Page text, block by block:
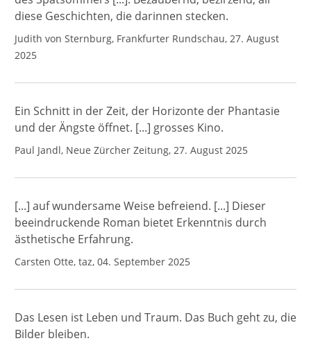
diese Geschichten, die darinnen stecken.
Judith von Sternburg, Frankfurter Rundschau, 27. August
2025
Ein Schnitt in der Zeit, der Horizonte der Phantasie
und der Ängste öffnet. [...] grosses Kino.
Paul Jandl, Neue Zürcher Zeitung, 27. August 2025
[...] auf wundersame Weise befreiend. [...] Dieser
beeindruckende Roman bietet Erkenntnis durch
ästhetische Erfahrung.
Carsten Otte, taz, 04. September 2025
Das Lesen ist Leben und Traum. Das Buch geht zu, die
Bilder bleiben.